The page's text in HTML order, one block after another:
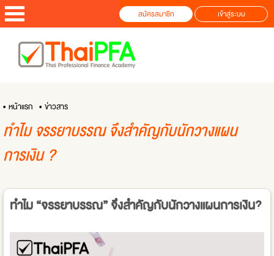
สมัครสมาชิก เข้าสู่ระบบ
• หน้าแรก • ข่าวสาร
ทำไม จรรยาบรรณ จึงสำคัญกับนักวางแผน
การเงิน ?
ทำไม “จรรยาบรรณ” จึงสำคัญกับนักวางแผนการเงิน?